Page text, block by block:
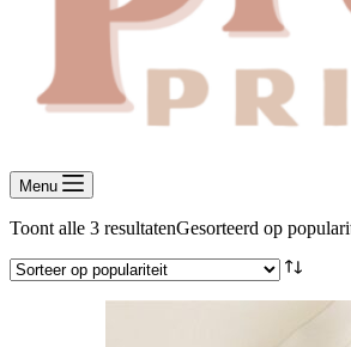
Menu
Toont alle 3 resultatenGesorteerd op